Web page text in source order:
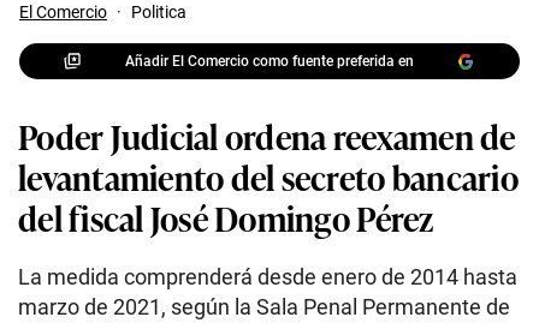
El Comercio · Politica
Añadir El Comercio como fuente preferida en
Poder Judicial ordena reexamen de
levantamiento del secreto bancario
del fiscal José Domingo Pérez
La medida comprenderá desde enero de 2014 hasta
marzo de 2021, según la Sala Penal Permanente de